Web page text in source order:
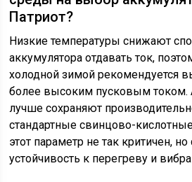
Патриот?
Низкие температуры снижают
аккумулятора отдавать ток,
холодной зимой рекомендуется
более высоким пусковым током.
лучше сохраняют
стандартные свинцово-
этот параметр не так критичен, но
устойчивость к перегреву и